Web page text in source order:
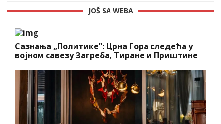
JOŠ SA WEBA
Сазнања „Политике”: Црна Гора следећа у
војном савезу Загреба, Тиране и Приштине